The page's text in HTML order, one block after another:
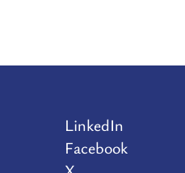
LinkedIn
Facebook